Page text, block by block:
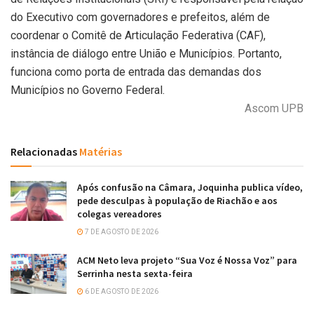
do Executivo com governadores e prefeitos, além de
coordenar o Comitê de Articulação Federativa (CAF),
instância de diálogo entre União e Municípios. Portanto,
funciona como porta de entrada das demandas dos
Municípios no Governo Federal.
Ascom UPB
Relacionadas Matérias
Após confusão na Câmara, Joquinha publica vídeo,
pede desculpas à população de Riachão e aos
colegas vereadores
7 DE AGOSTO DE 2026
ACM Neto leva projeto “Sua Voz é Nossa Voz” para
Serrinha nesta sexta-feira
6 DE AGOSTO DE 2026